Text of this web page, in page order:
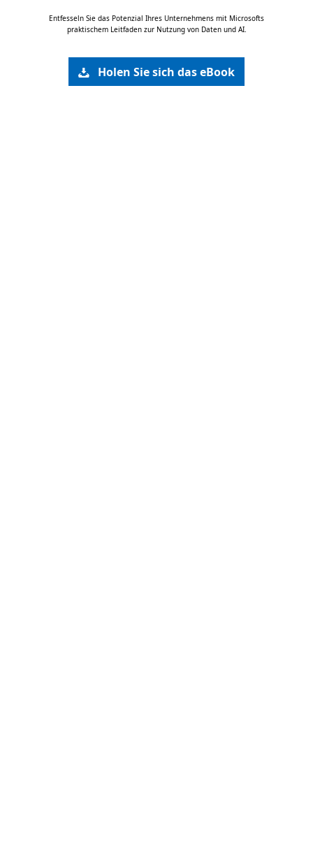
Entfesseln Sie das Potenzial Ihres Unternehmens mit Microsofts
praktischem Leitfaden zur Nutzung von Daten und AI.
Holen Sie sich das eBook